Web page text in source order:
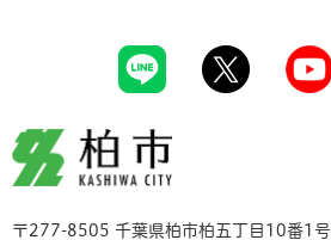
柏市
〒277-8505 千葉県柏市柏五丁目10番1号